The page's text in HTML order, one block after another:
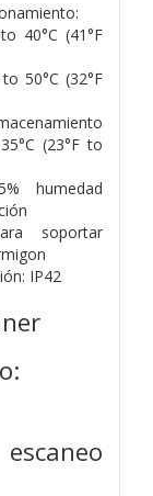
40°C (41°F
50°C (32°F
(23°F to
humedad
soportar
IP42